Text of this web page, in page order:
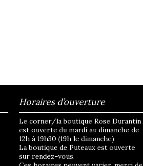
Horaires d’ouverture
Le corner/la boutique Rose Durantin
est ouverte du mardi au dimanche de
12h à 19h30 (19h le dimanche)
La boutique de Puteaux est ouverte
sur rendez-vous.